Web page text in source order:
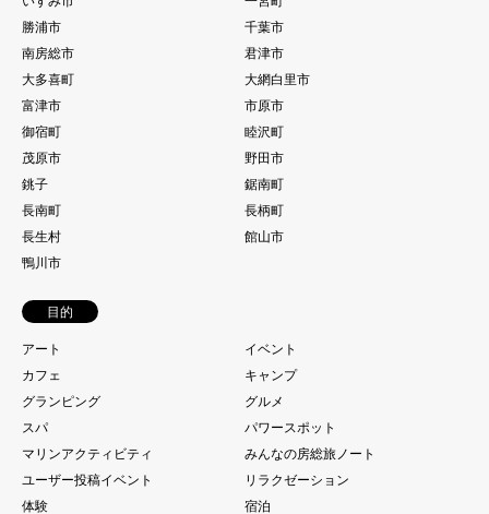
勝浦市
千葉市
南房総市
君津市
大多喜町
大網白里市
富津市
市原市
御宿町
睦沢町
茂原市
野田市
銚子
鋸南町
長南町
長柄町
長生村
館山市
鴨川市
目的
アート
イベント
カフェ
キャンプ
グランピング
グルメ
スパ
パワースポット
マリンアクティビティ
みんなの房総旅ノート
ユーザー投稿イベント
リラクゼーション
体験
宿泊